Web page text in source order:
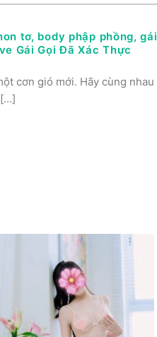
tơ, body phập phồng,
Gái Gọi Đã Xác Thực
cơn gió mới. Hãy cùng
[…]